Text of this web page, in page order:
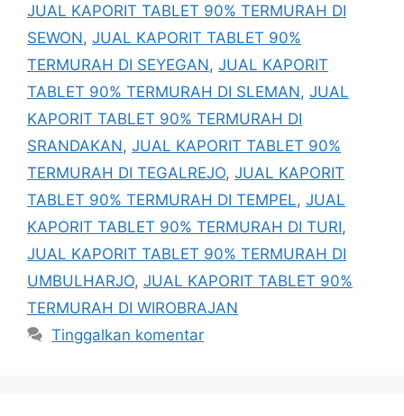
JUAL KAPORIT TABLET 90% TERMURAH DI
SEWON, JUAL KAPORIT TABLET 90%
TERMURAH DI SEYEGAN, JUAL KAPORIT
TABLET 90% TERMURAH DI SLEMAN, JUAL
KAPORIT TABLET 90% TERMURAH DI
SRANDAKAN, JUAL KAPORIT TABLET 90%
TERMURAH DI TEGALREJO, JUAL KAPORIT
TABLET 90% TERMURAH DI TEMPEL, JUAL
KAPORIT TABLET 90% TERMURAH DI TURI,
JUAL KAPORIT TABLET 90% TERMURAH DI
UMBULHARJO, JUAL KAPORIT TABLET 90%
TERMURAH DI WIROBRAJAN
Tinggalkan komentar